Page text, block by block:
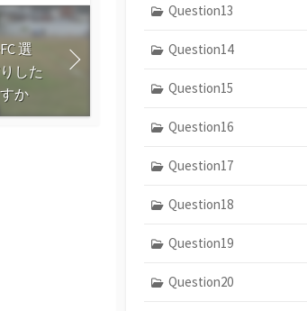
選
した
か
Question13
Question14
Question15
Question16
Question17
Question18
Question19
Question20